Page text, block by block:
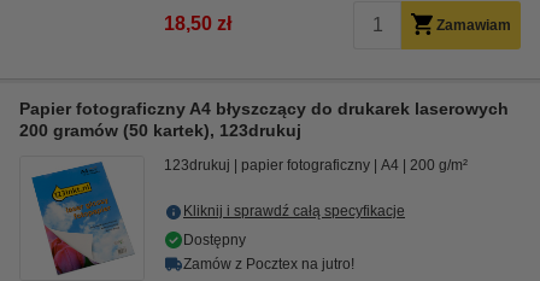
18,50 zł Zamawiam
Papier fotograficzny A4 błyszczący do drukarek laserowych
200 gramów (50 kartek), 123drukuj
123drukuj papier fotograficzny A4 200 g/m²
Kliknij i sprawdź całą specyfikacje
Dostępny
Zamów z Pocztex na jutro!